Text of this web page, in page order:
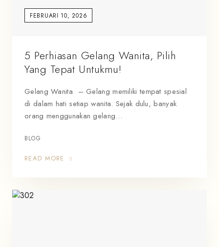
FEBRUARI 10, 2026
5 Perhiasan Gelang Wanita, Pilih
Yang Tepat Untukmu!
Gelang Wanita – Gelang memiliki tempat spesial
di dalam hati setiap wanita. Sejak dulu, banyak
orang menggunakan gelang…
BLOG
READ MORE